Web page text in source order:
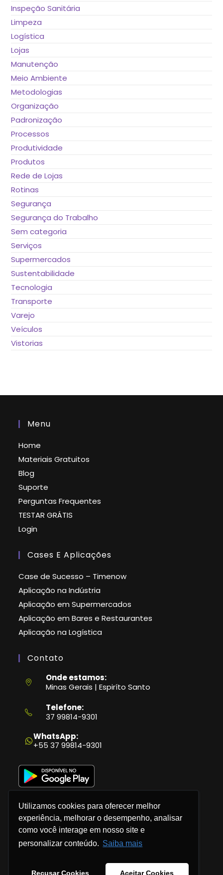
Utilizamos cookies para oferecer melhor
experiência, melhorar o desempenho, analisar
como você interage em nosso site e
personalizar conteúdo. Saiba mais
Recusar Cookies Aceitar Cookies
Inspeção Sanitária
Limpeza
Logística
Lojas
Manutenção
Meio Ambiente
Metodologias
Organização
Padronização
Processos
Produtividade
Produtos
Rede de Lojas
Rotinas
Segurança
Segurança do Trabalho
Sem categoria
Serviços
Supermercados
Sustentabilidade
Tecnologia
Transporte
Varejo
Veículos
Vistorias
Menu
Home
Materiais Gratuitos
Blog
Suporte
Perguntas Frequentes
TESTAR GRÁTIS
Login
Cases E Aplicações
Case de Sucesso – Timenow
Aplicação na Indústria
Aplicação em Supermercados
Aplicação em Bares e Restaurantes
Aplicação na Logística
Contato
Onde estamos:
Minas Gerais | Espiríto Santo
Telefone:
37 99814-9301
em
seu
aplicativo
WhatsApp:
+55 37 99814-9301
Política de Privacidade